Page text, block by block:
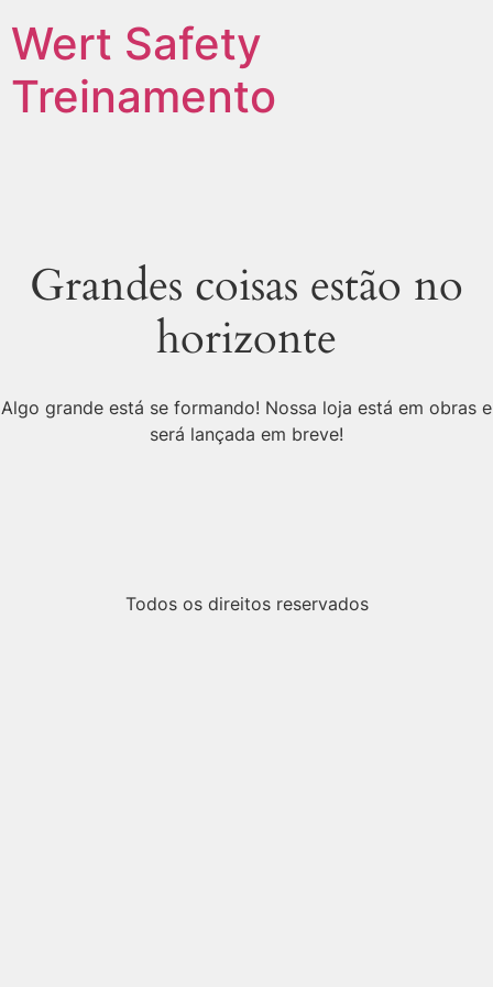
Wert Safety
Treinamento
Grandes coisas estão no
horizonte
Algo grande está se formando! Nossa loja está em obras e
será lançada em breve!
Todos os direitos reservados